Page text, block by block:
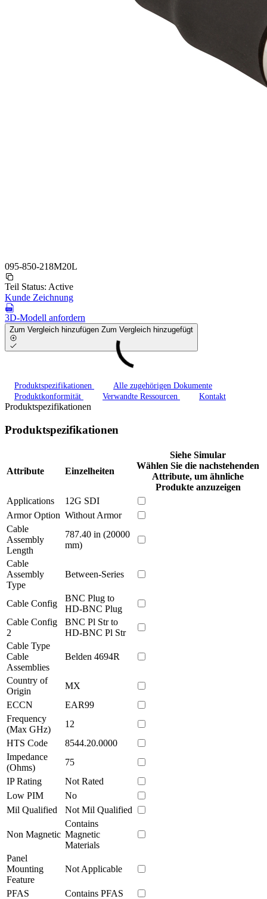
095-850-218M20L
Teil Status: Active
Kunde Zeichnung
3D-Modell anfordern
Zum Vergleich hinzufügen Zum Vergleich hinzugefügt
Produktspezifikationen
Alle zugehörigen Dokumente
Produktkonformität
Verwandte Ressourcen Kontakt
Produktspezifikationen
Produktspezifikationen
Attribute Einzelheiten
Siehe Simular
Wählen Sie die nachstehenden
Attribute, um ähnliche
Produkte anzuzeigen
Applications
12G SDI
Armor Option Without Armor
Cable
Assembly
Length
787.40 in (20000
mm)
Cable
Assembly
Type
Between-Series
Cable Config
BNC Plug to
HD-BNC Plug
Cable Config
2
BNC Pl Str to
HD-BNC Pl Str
Cable Type
Cable
Assemblies
Belden 4694R
Country of
Origin
MX
ECCN
EAR99
Frequency
(Max GHz)
12
HTS Code
8544.20.0000
Impedance
(Ohms)
75
IP Rating
Not Rated
Low PIM
No
Mil Qualified
Not Mil Qualified
Non Magnetic
Contains
Magnetic
Materials
Panel
Mounting
Feature
Not Applicable
PFAS
Contains PFAS